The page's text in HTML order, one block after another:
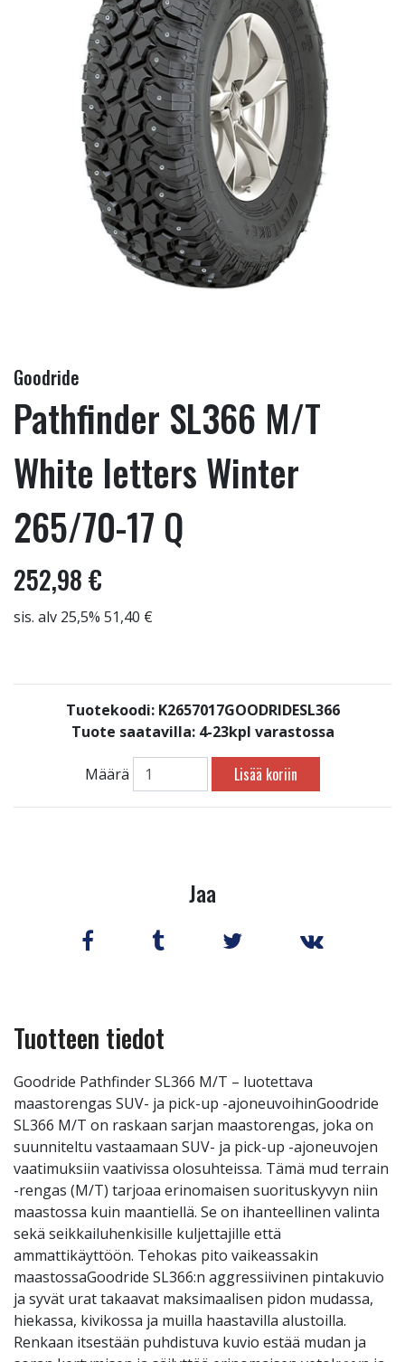
Goodride
Pathfinder SL366 M/T
White letters Winter
265/70-17 Q
252,98 €
sis. alv 25,5% 51,40 €
Tuotekoodi: K2657017GOODRIDESL366
Tuote saatavilla: 4-23kpl varastossa
Määrä Lisää koriin
Jaa
Tuotteen tiedot
Goodride Pathfinder SL366 M/T – luotettava
maastorengas SUV- ja pick-up -ajoneuvoihinGoodride
SL366 M/T on raskaan sarjan maastorengas, joka on
suunniteltu vastaamaan SUV- ja pick-up -ajoneuvojen
vaatimuksiin vaativissa olosuhteissa. Tämä mud terrain
-rengas (M/T) tarjoaa erinomaisen suorituskyvyn niin
maastossa kuin maantiellä. Se on ihanteellinen valinta
sekä seikkailuhenkisille kuljettajille että
ammattikäyttöön. Tehokas pito vaikeassakin
maastossaGoodride SL366:n aggressiivinen pintakuvio
ja syvät urat takaavat maksimaalisen pidon mudassa,
hiekassa, kivikossa ja muilla haastavilla alustoilla.
Renkaan itsestään puhdistuva kuvio estää mudan ja